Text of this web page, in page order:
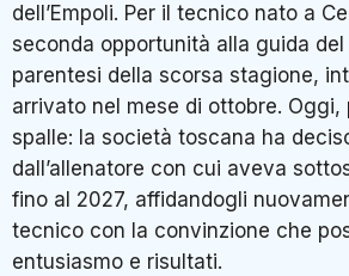
dell’Empoli. Per il tecnico nato a
seconda opportunità alla guida
parentesi della scorsa stagione,
arrivato nel mese di ottobre. Oggi,
spalle: la società toscana ha
dall’allenatore con cui aveva
fino al 2027, affidandogli
tecnico con la convinzione che
entusiasmo e risultati.